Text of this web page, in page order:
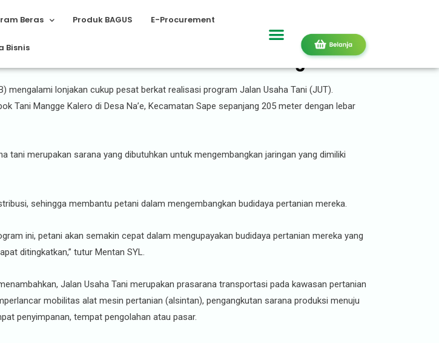
Beras Produk BAGUS E-Procurement
Bisnis
Pertanian di Bima Meningkat
mengalami lonjakan cukup pesat berkat realisasi program Jalan Usaha Tani (JUT).
Tani Mangge Kalero di Desa Na’e, Kecamatan Sape sepanjang 205 meter dengan lebar
tani merupakan sarana yang dibutuhkan untuk mengembangkan jaringan yang dimiliki
sehingga membantu petani dalam mengembangkan budidaya pertanian mereka.
ini, petani akan semakin cepat dalam mengupayakan budidaya pertanian mereka yang
ditingkatkan,” tutur Mentan SYL.
Jalan Usaha Tani merupakan prasarana transportasi pada kawasan pertanian
mobilitas alat mesin pertanian (alsintan), pengangkutan sarana produksi menuju
penyimpanan, tempat pengolahan atau pasar.